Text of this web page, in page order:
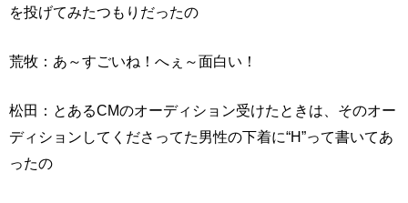
を投げてみたつもりだったの
荒牧：あ～すごいね！へぇ～面白い！
松田：とあるCMのオーディション受けたときは、そのオー
ディションしてくださってた男性の下着に“H”って書いてあ
ったの